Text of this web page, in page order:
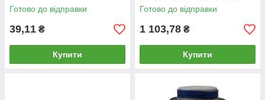
Готово до відправки
39,11 ₴
Купити
Готово до відправки
1 103,78 ₴
Купити